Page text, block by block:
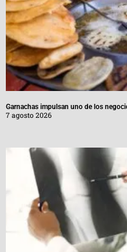
Garnachas impulsan uno de los
7 agosto 2026